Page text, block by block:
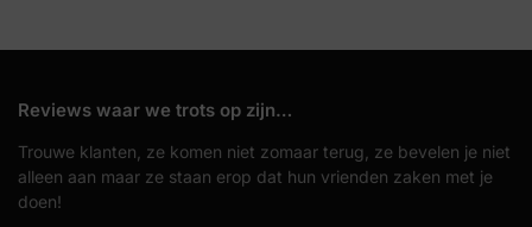
Reviews waar we trots op zijn…
Trouwe klanten, ze komen niet zomaar terug, ze bevelen je niet
alleen aan maar ze staan erop dat hun vrienden zaken met je
doen!